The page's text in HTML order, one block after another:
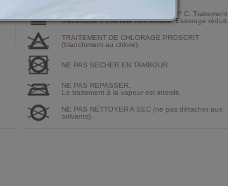
PROGRAMME TRES MODERE A 30° C. Traitement
mécanique d'intensité très réduite. Essorage réduit.
TRAITEMENT DE CHLORAGE PROSCRIT
(blanchiment au chlore).
NE PAS SECHER EN TAMBOUR.
NE PAS REPASSER.
Le traitement à la vapeur est interdit.
NE PAS NETTOYER A SEC (ne pas détacher aux
solvants).